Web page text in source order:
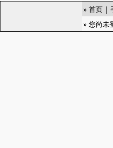
» 首页 |
» 您尚未